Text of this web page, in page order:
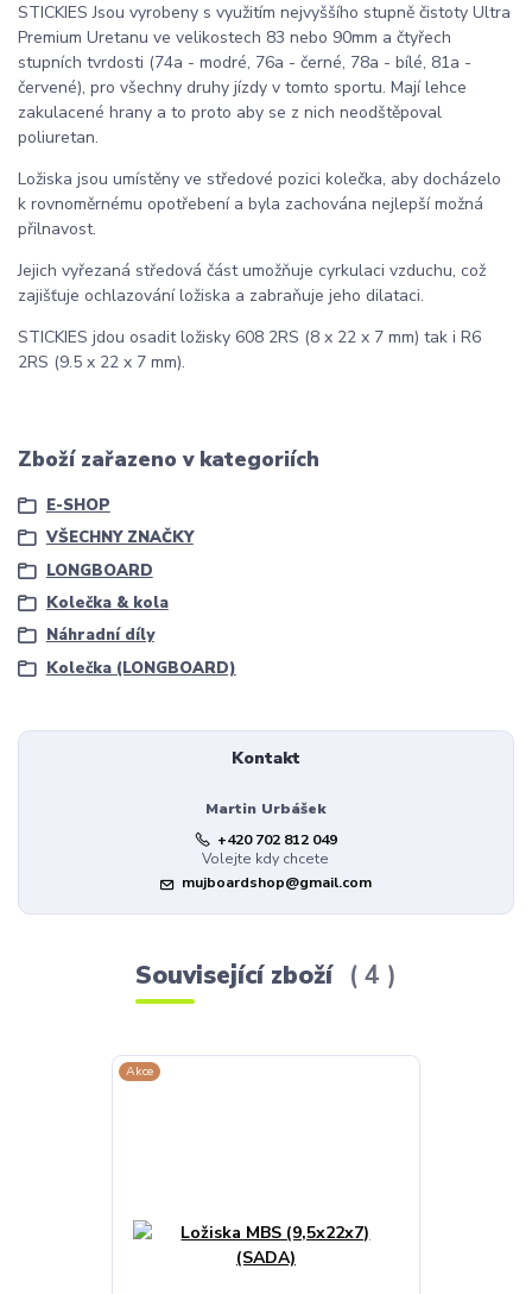
STICKIES Jsou vyrobeny s využitím nejvyššího stupně čistoty Ultra
Premium Uretanu ve velikostech 83 nebo 90mm a čtyřech
stupních tvrdosti (74a - modré, 76a - černé, 78a - bílé, 81a -
červené), pro všechny druhy jízdy v tomto sportu. Mají lehce
zakulacené hrany a to proto aby se z nich neodštěpoval
poliuretan.
Ložiska jsou umístěny ve středové pozici kolečka, aby docházelo
k rovnoměrnému opotřebení a byla zachována nejlepší možná
přilnavost.
Jejich vyřezaná středová část umožňuje cyrkulaci vzduchu, což
zajišťuje ochlazování ložiska a zabraňuje jeho dilataci.
STICKIES jdou osadit ložisky 608 2RS (8 x 22 x 7 mm) tak i R6
2RS (9.5 x 22 x 7 mm).
Zboží zařazeno v kategoriích
E-SHOP
VŠECHNY ZNAČKY
LONGBOARD
Kolečka & kola
Náhradní díly
Kolečka (LONGBOARD)
Kontakt
Martin Urbášek
+420 702 812 049
Volejte kdy chcete
mujboardshop@gmail.com
Související zboží 4
Akce